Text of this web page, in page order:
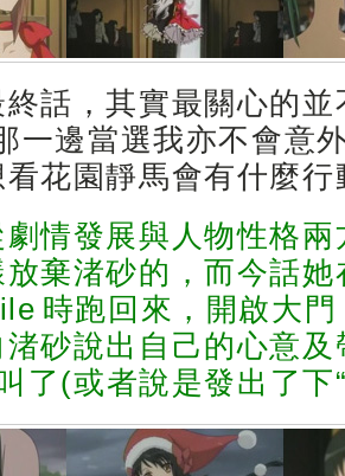
話，其實最關心的
一邊當選我亦不會意
看花園靜馬會有什麼行
劇情發展與人物性格
棄渚砂的，而今話
時跑回來，開啟大
渚砂說出自己的心意
了(或者說是發出了下